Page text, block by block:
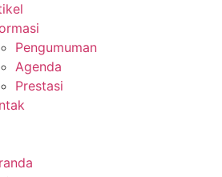
Pengumuman
Agenda
Prestasi